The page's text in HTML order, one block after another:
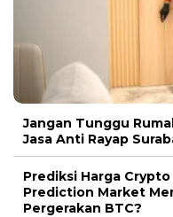
Jangan Tunggu
Jasa Anti Rayap
Prediksi Harga
Prediction Market
Pergerakan BTC?